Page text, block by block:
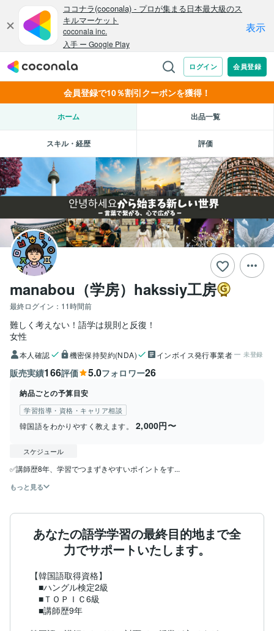
会員登録で10％割引クーポンを獲得！
ホーム 出品一覧
スキル・経歴 評価
manabou（学房）hakssiy工房
最終ログイン： 11時間前
難しく考えない！語学は規則と反復！
女性
本人確認 機密保持契約(NDA) インボイス発行事業者 未登録
販売実績166評価 5.0フォロワー26
納品ごとの予算目安
学習指導・資格・キャリア相談
韓国語をわかりやすく教えます。 2,000円〜
スケジュール
✅講師歴8年、学習でつまずきやすいポイントをす...
もっと見る
あなたの語学学習の最終目的地まで全
力でサポートいたします。
【韓国語取得資格】
■ハングル検定2級
■ＴＯＰＩＣ6級
■講師歴9年